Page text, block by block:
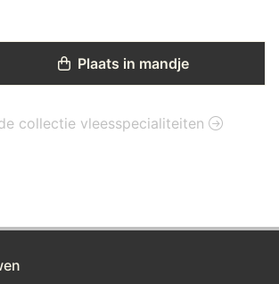
Plaats in mandje
collectie vleesspecialiteiten